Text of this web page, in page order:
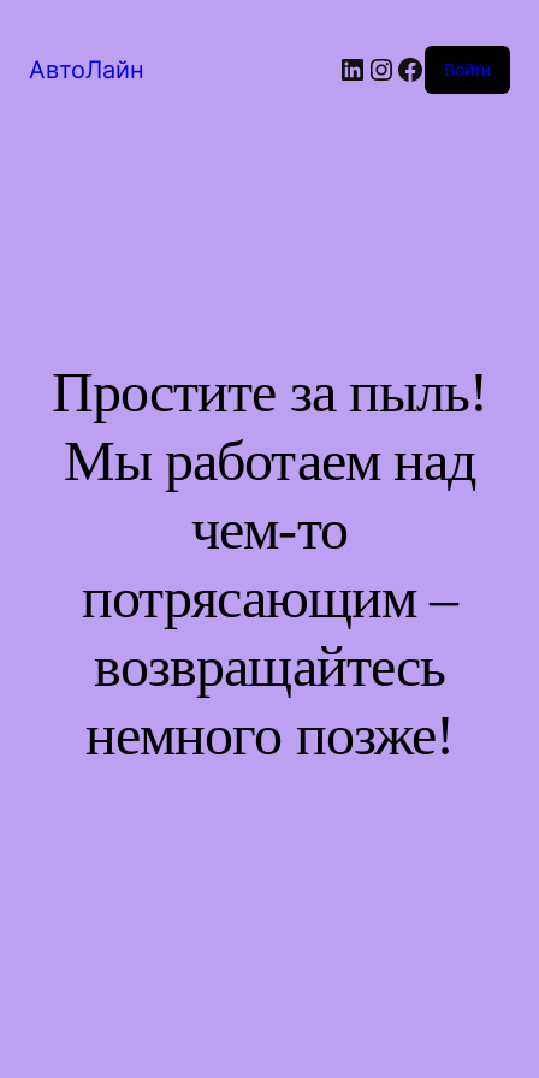
АвтоЛайн LinkedIn
Instagram
Facebook
Войти
Простите за пыль!
Мы работаем над
чем-то
потрясающим –
возвращайтесь
немного позже!